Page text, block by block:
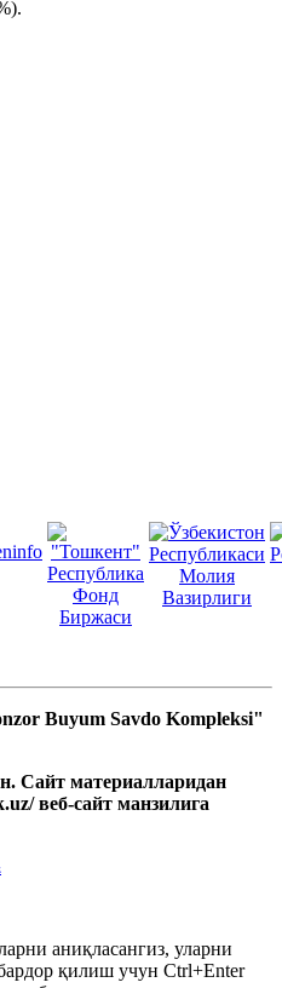
Buyum Savdo Kompleksi"
Сайт материалларидан
веб-сайт манзилига
аниқласангиз, уларни
қилиш учун Ctrl+Enter